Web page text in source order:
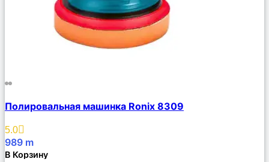
Описание
Избранное
Полировальная машинка Ronix 8309
5.0
989 m
В Корзину